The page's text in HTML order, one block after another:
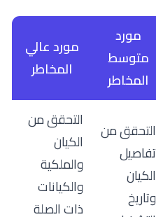
مورد
متوسط
المخاطر
مورد عالي
المخاطر
التحقق من
تفاصيل
الكيان
وتاريخ
التحقق من
الكيان
والملكية
والكيانات
ذات الصلة